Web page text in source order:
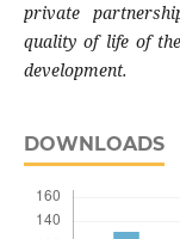
private
quality of life of
development.
DOWNLOADS